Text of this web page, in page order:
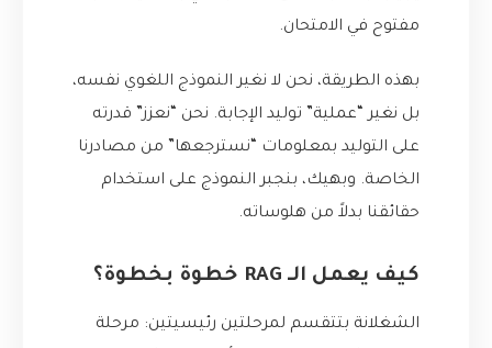
مفتوح في الامتحان.
بهذه الطريقة، نحن لا نغير النموذج اللغوي نفسه،
بل نغير “عملية” توليد الإجابة. نحن “نعزز” قدرته
على التوليد بمعلومات “نسترجعها” من مصادرنا
الخاصة. وبهيك، بنجبر النموذج على استخدام
حقائقنا بدلاً من هلوساته.
كيف يعمل الـ RAG خطوة بخطوة؟
الشغلانة بتتقسم لمرحلتين رئيسيتين: مرحلة